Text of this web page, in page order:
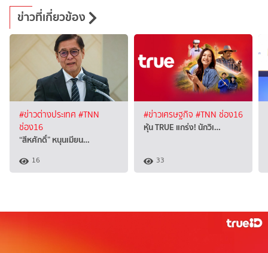
ข่าวที่เกี่ยวข้อง
#ข่าวต่างประเทศ #TNN
ช่อง16
“สีหศักดิ์”​ หนุนเมียน…
16
#ข่าวเศรษฐกิจ #TNN ช่อง16
หุ้น TRUE แกร่ง! นักวิเ…
33